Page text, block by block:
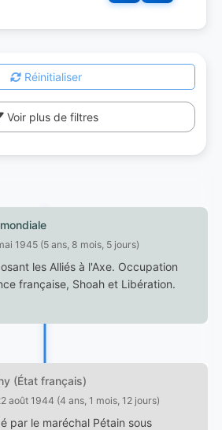
Réinitialiser
Voir plus de filtres
1945 (5 ans, 8 mois, 5 jours)
les Alliés à l'Axe. Occupation
française, Shoah et Libération.
(État français)
août 1944 (4 ans, 1 mois, 12 jours)
par le maréchal Pétain sous